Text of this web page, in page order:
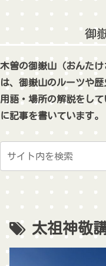
御
木曽の御嶽山（おんた
は、御嶽山のルーツや
用語・場所の解説をし
に記事を書いています。
太祖神敬